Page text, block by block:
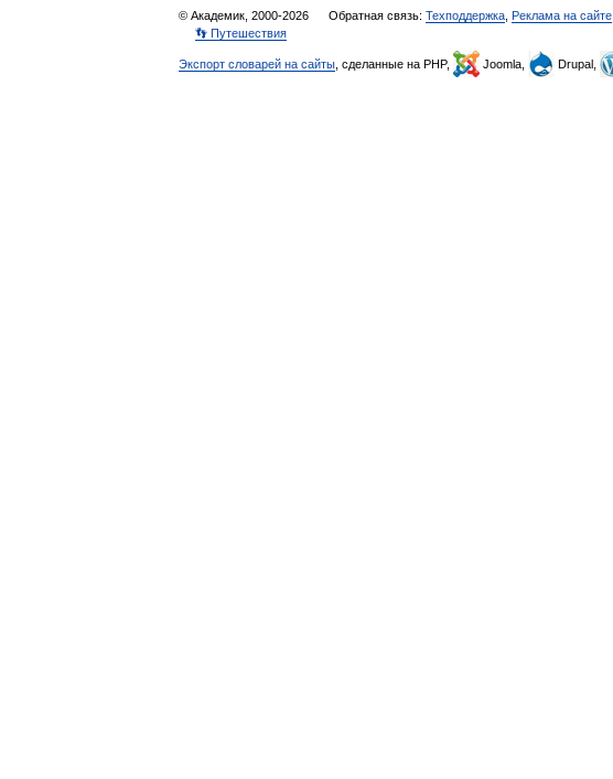
© Академик, 2000-2026 Обратная связь: Техподдержка Реклама на сайте
👣 Путешествия
Экспорт словарей на сайты , сделанные на PHP, Joomla, Drupal,